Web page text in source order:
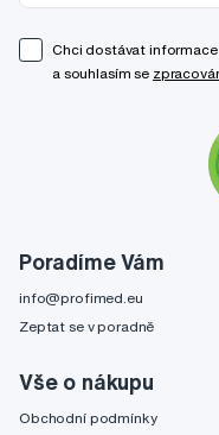
Poradíme Vám
info@profimed.eu
Zeptat se v poradně
Vše o nákupu
Obchodní podmínky
Chci dostávat
a souhlasím se